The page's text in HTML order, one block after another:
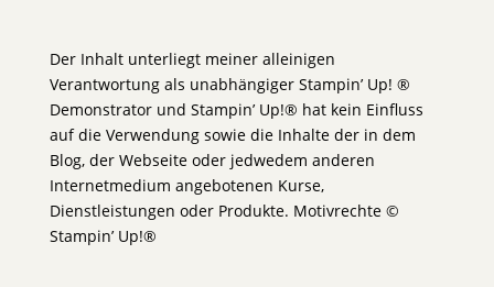
Der Inhalt unterliegt meiner alleinigen
Verantwortung als unabhängiger Stampin’ Up! ®
Demonstrator und Stampin’ Up!® hat kein Einfluss
auf die Verwendung sowie die Inhalte der in dem
Blog, der Webseite oder jedwedem anderen
Internetmedium angebotenen Kurse,
Dienstleistungen oder Produkte. Motivrechte ©
Stampin’ Up!®